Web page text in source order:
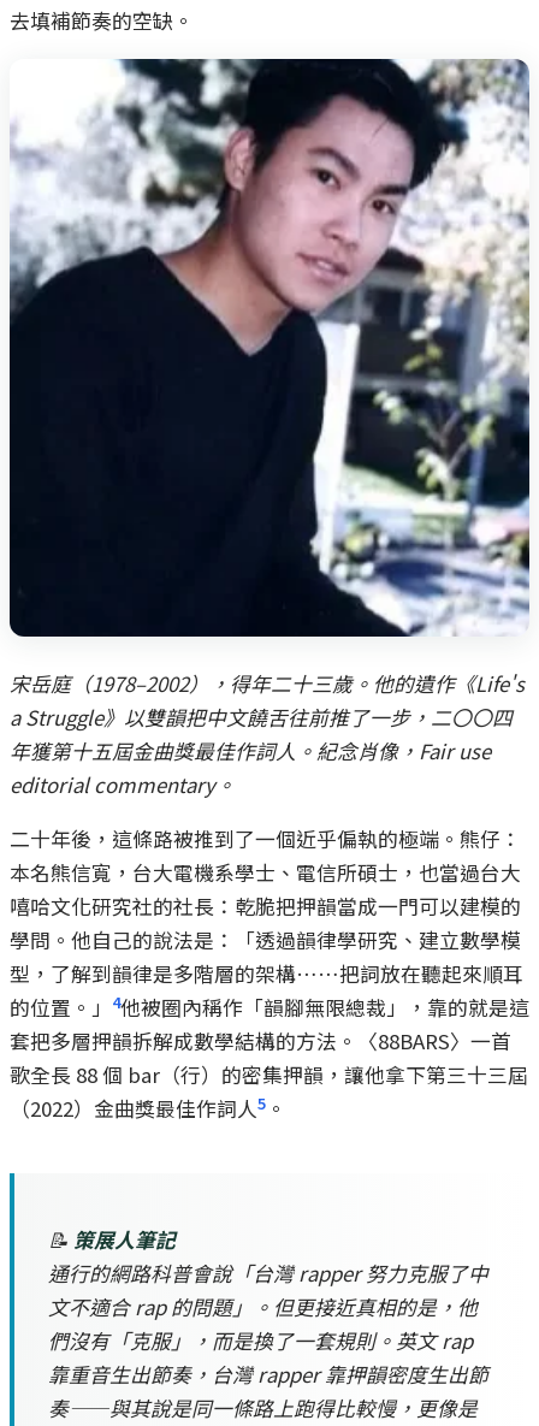
去填補節奏的空缺。
宋岳庭（1978–2002），得年二十三歲。他的遺作《Life's
a Struggle》以雙韻把中文饒舌往前推了一步，二〇〇四
年獲第十五屆金曲獎最佳作詞人。紀念肖像，Fair use
editorial commentary。
二十年後，這條路被推到了一個近乎偏執的極端。熊仔：
本名熊信寬，台大電機系學士、電信所碩士，也當過台大
嘻哈文化研究社的社長：乾脆把押韻當成一門可以建模的
學問。他自己的說法是：「透過韻律學研究、建立數學模
型，了解到韻律是多階層的架構……把詞放在聽起來順耳
的位置。」
4他被圈內稱作「韻腳無限總裁」，靠的就是這
套把多層押韻拆解成數學結構的方法。〈88BARS〉一首
歌全長 88 個 bar（行）的密集押韻，讓他拿下第三十三屆
（2022）金曲獎最佳作詞人5 。
📝 策展人筆記
通行的網路科普會說「台灣 rapper 努力克服了中
文不適合 rap 的問題」。但更接近真相的是，他
們沒有「克服」，而是換了一套規則。英文 rap
靠重音生出節奏，台灣 rapper 靠押韻密度生出節
奏——與其說是同一條路上跑得比較慢，更像是